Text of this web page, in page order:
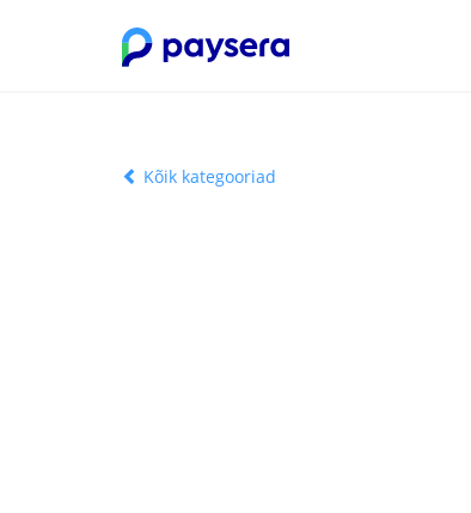
Kõik kategooriad